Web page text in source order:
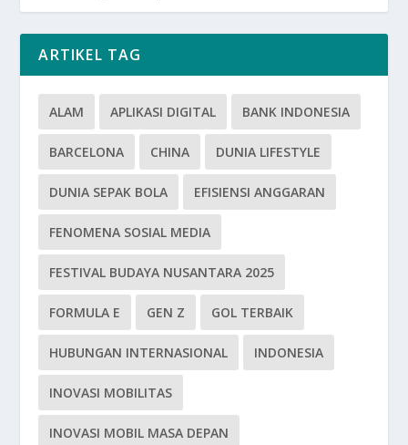
ARTIKEL TAG
ALAM APLIKASI DIGITAL BANK INDONESIA
BARCELONA CHINA DUNIA LIFESTYLE
DUNIA SEPAK BOLA EFISIENSI ANGGARAN
FENOMENA SOSIAL MEDIA
FESTIVAL BUDAYA NUSANTARA 2025
FORMULA E GEN Z GOL TERBAIK
HUBUNGAN INTERNASIONAL INDONESIA
INOVASI MOBILITAS
INOVASI MOBIL MASA DEPAN